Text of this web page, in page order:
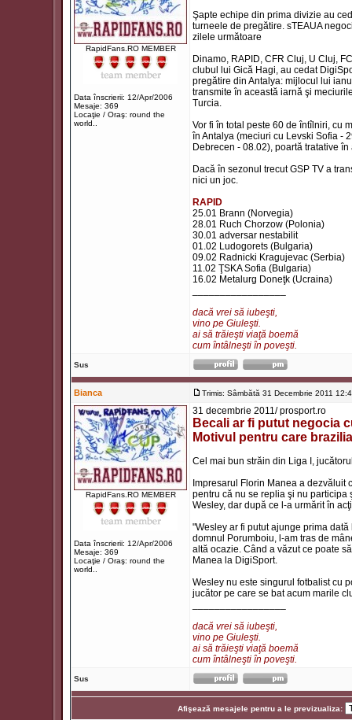
RapidFans.RO MEMBER
Data înscrierii: 12/Apr/2006
Mesaje: 369
Locaţie / Oraş: round the
world..
Şapte echipe din prima divizie au
turneele de pregătire. sTEAUA
zilele următoare
Dinamo, RAPID, CFR Cluj, U Cluj,
clubul lui Gică Hagi, au cedat
pregătire din Antalya: mijlocul lui
transmite în această iarnă şi
Turcia.
Vor fi în total peste 60 de întîlniri, cu
în Antalya (meciuri cu Levski Sofia -
Debrecen - 08.02), poartă tratative
Dacă în sezonul trecut GSP TV a
nici un joc.
RAPID
25.01 Brann (Norvegia)
28.01 Ruch Chorzow (Polonia)
30.01 adversar nestabilit
01.02 Ludogorets (Bulgaria)
09.02 Radnicki Kragujevac (Serbia)
11.02 ŢSKA Sofia (Bulgaria)
16.02 Metalurg Doneţk (Ucraina)
dacă vrei să iubeşti,
vino pe Giuleşti.
ai să trăieşti viaţă boemă
cum întâlneşti în poveşti.
Sus
Bianca Trimis: Sâmbătă 31 Decembrie 2011
RapidFans.RO MEMBER
Data înscrierii: 12/Apr/2006
Mesaje: 369
Locaţie / Oraş: round the
world..
31 decembrie 2011/ prosport.ro
Becali ar fi putut negocia
Motivul pentru care
Cel mai bun străin din Liga I,
Impresarul Florin Manea a dezvăluit
pentru că nu se replia şi nu participa
Wesley, dar după ce l-a urmărit în
"Wesley ar fi putut ajunge prima
domnul Porumboiu, l-am tras de
altă ocazie. Când a văzut ce poate
Manea la DigiSport.
Wesley nu este singurul fotbalist cu
jucător pe care se bat acum marile
dacă vrei să iubeşti,
vino pe Giuleşti.
ai să trăieşti viaţă boemă
cum întâlneşti în poveşti.
Sus
Afişează mesajele pentru a le previzualiza: